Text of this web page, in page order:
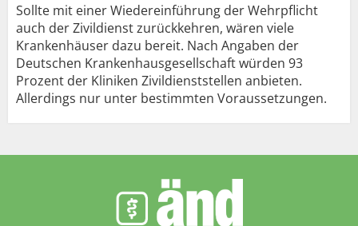
Sollte mit einer Wiedereinführung der Wehrpflicht
auch der Zivildienst zurückkehren, wären viele
Krankenhäuser dazu bereit. Nach Angaben der
Deutschen Krankenhausgesellschaft würden 93
Prozent der Kliniken Zivildienststellen anbieten.
Allerdings nur unter bestimmten Voraussetzungen.